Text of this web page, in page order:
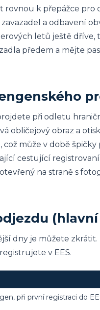
k přepážce pro
a odbavení
letů ještě dříve,
předem a mějte
při odletu
obličejový obraz a
může v době
cestující
na straně s
(hlavní
dny je můžete zkrátit.
v EES.
při první registraci do